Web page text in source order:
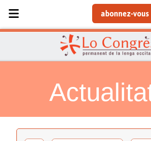
abonnez-vous